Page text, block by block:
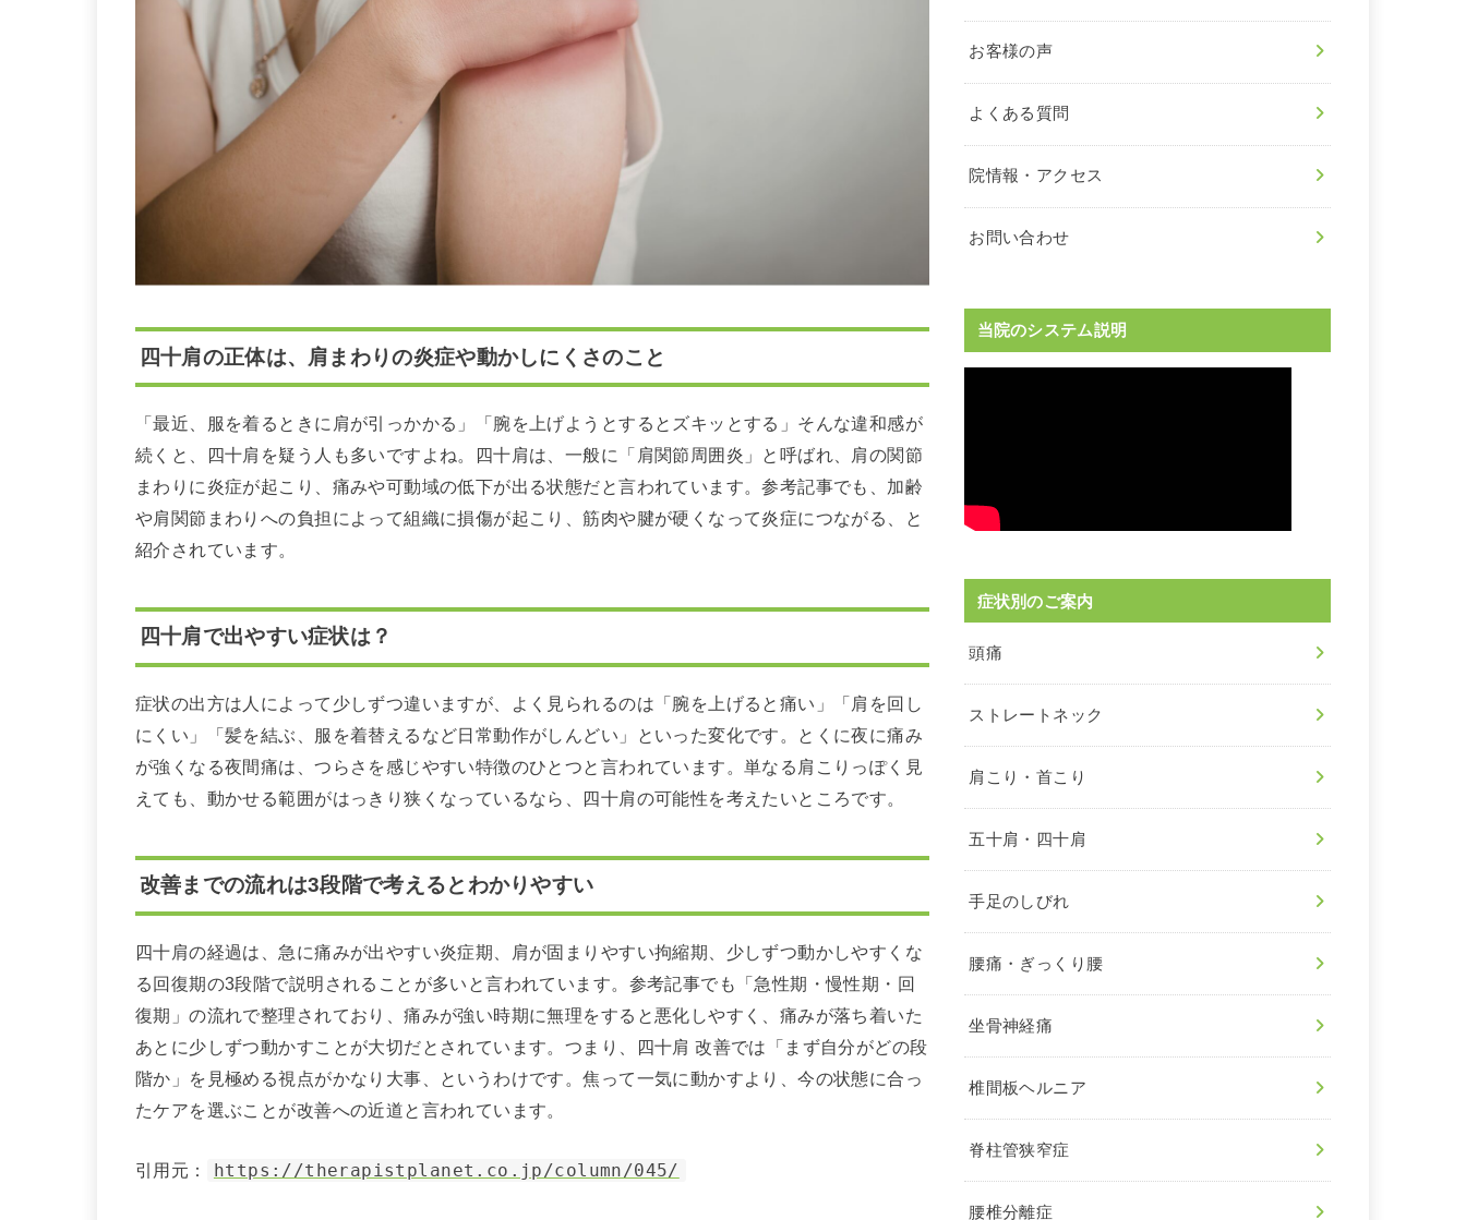
四十肩の正体は、肩まわりの炎症や動かしにくさのこと
「最近、服を着るときに肩が引っかかる」「腕を上げようとするとズキッとする」そんな違和感が
続くと、四十肩を疑う人も多いですよね。四十肩は、一般に「肩関節周囲炎」と呼ばれ、肩の関節
まわりに炎症が起こり、痛みや可動域の低下が出る状態だと言われています。参考記事でも、加齢
や肩関節まわりへの負担によって組織に損傷が起こり、筋肉や腱が硬くなって炎症につながる、と
紹介されています。
四十肩で出やすい症状は？
症状の出方は人によって少しずつ違いますが、よく見られるのは「腕を上げると痛い」「肩を回し
にくい」「髪を結ぶ、服を着替えるなど日常動作がしんどい」といった変化です。とくに夜に痛み
が強くなる夜間痛は、つらさを感じやすい特徴のひとつと言われています。単なる肩こりっぽく見
えても、動かせる範囲がはっきり狭くなっているなら、四十肩の可能性を考えたいところです。
改善までの流れは3段階で考えるとわかりやすい
四十肩の経過は、急に痛みが出やすい炎症期、肩が固まりやすい拘縮期、少しずつ動かしやすくな
る回復期の3段階で説明されることが多いと言われています。参考記事でも「急性期・慢性期・回
復期」の流れで整理されており、痛みが強い時期に無理をすると悪化しやすく、痛みが落ち着いた
あとに少しずつ動かすことが大切だとされています。つまり、四十肩 改善では「まず自分がどの段
階か」を見極める視点がかなり大事、というわけです。焦って一気に動かすより、今の状態に合っ
たケアを選ぶことが改善への近道と言われています。
引用元： https://therapistplanet.co.jp/column/045/
お客様の声
よくある質問
院情報・アクセス
お問い合わせ
当院のシステム説明
症状別のご案内
頭痛
ストレートネック
肩こり・首こり
五十肩・四十肩
手足のしびれ
腰痛・ぎっくり腰
坐骨神経痛
椎間板ヘルニア
脊柱管狭窄症
腰椎分離症